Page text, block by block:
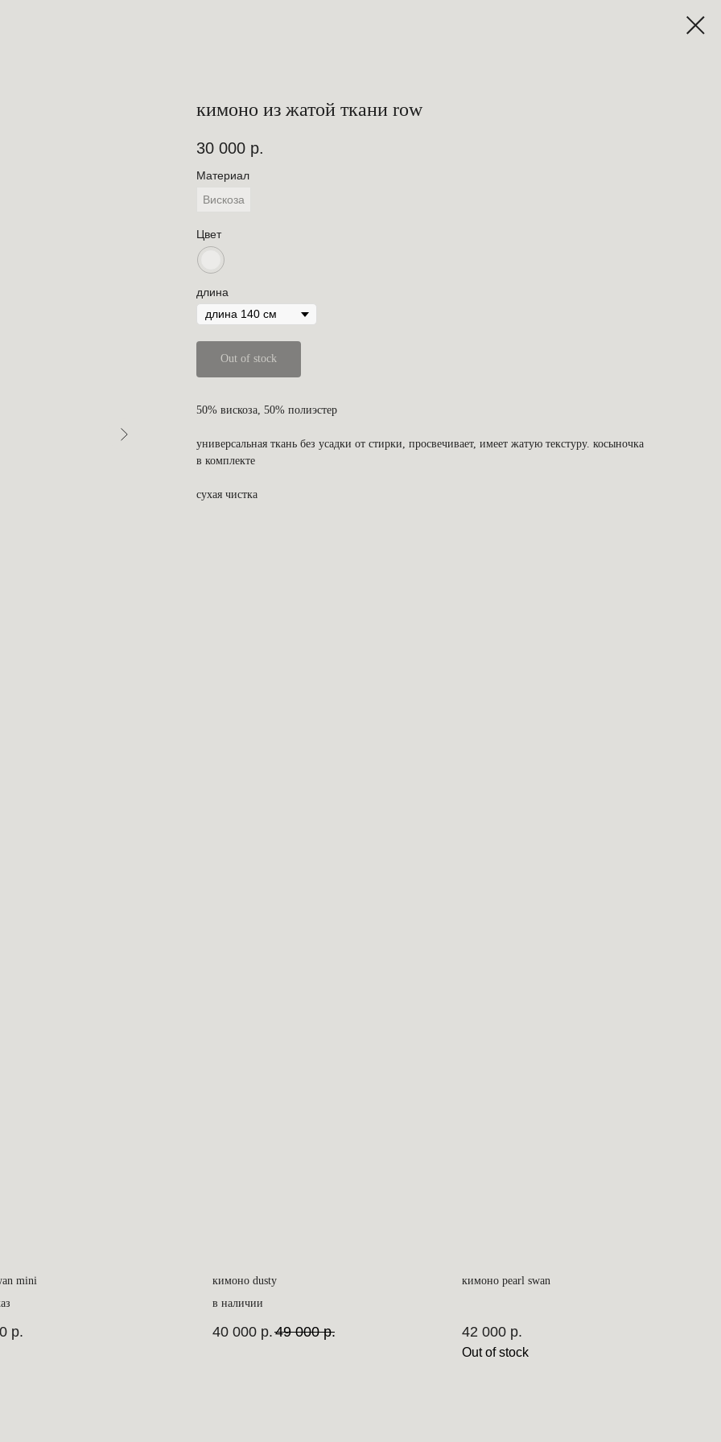
кимоно из жатой ткани row
30 000 р.
Материал
Вискоза
Цвет
длина
Out of stock
50% вискоза, 50% полиэстер
универсальная ткань без усадки от стирки, просвечивает, имеет жатую текстуру. косыночка
в комплекте
сухая чистка
mini
р.
кимоно dusty
в наличии
40 000 р. 49 000 р.
кимоно pearl swan
42 000 р.
Out of stock